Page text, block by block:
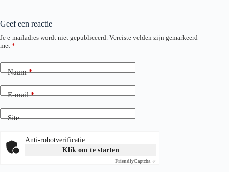
Geef een reactie
Je e-mailadres wordt niet gepubliceerd. Vereiste velden zijn gemarkeerd
met *
Naam*
E-mail*
Site
Anti-robotverificatie
Klik om te starten
FriendlyCaptcha ⇗